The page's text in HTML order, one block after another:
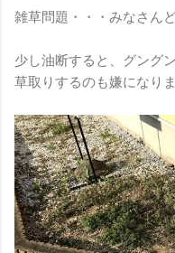
雑草問題・・・みなさん
少し油断すると、グング
草取りするのも嫌になりま